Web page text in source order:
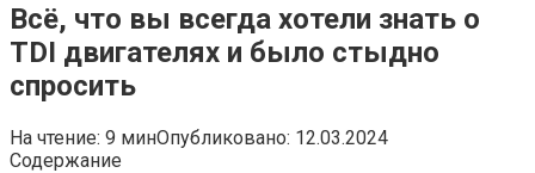
Всё, что вы всегда хотели знать о
TDI двигателях и было стыдно
спросить
На чтение: 9 минОпубликовано: 12.03.2024
Содержание